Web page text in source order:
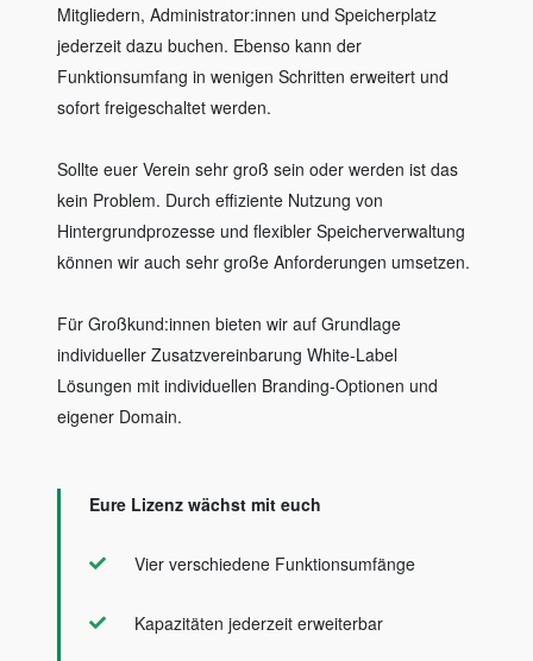
Mitgliedern, Administrator:innen und Speicherplatz
jederzeit dazu buchen. Ebenso kann der
Funktionsumfang in wenigen Schritten erweitert und
sofort freigeschaltet werden.
Sollte euer Verein sehr groß sein oder werden ist das
kein Problem. Durch effiziente Nutzung von
Hintergrundprozesse und flexibler Speicherverwaltung
können wir auch sehr große Anforderungen umsetzen.
Für Großkund:innen bieten wir auf Grundlage
individueller Zusatzvereinbarung White-Label
Lösungen mit individuellen Branding-Optionen und
eigener Domain.
Eure Lizenz wächst mit euch
Vier verschiedene Funktionsumfänge
Kapazitäten jederzeit erweiterbar